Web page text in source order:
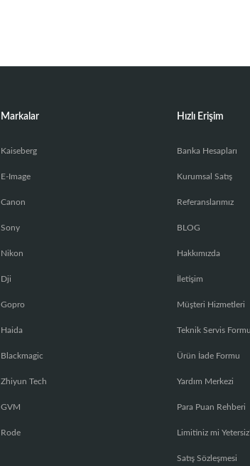
Markalar
Kaiseberg
E-Image
Canon
Sony
Nikon
Dji
Gopro
Haida
Blackmagic
Zhiyun Tech
GVM
Rode
Hızlı Erişim
Banka Hesapları
Kurumsal Satış
Referanslarımız
BLOG
Hakkımızda
İletişim
Müşteri Hizmetleri
Teknik Servis Formu
Ürün İade Formu
Yardım Merkezi
Para Puan Rehberi
Limitiniz mi
Satış Sözleşmesi